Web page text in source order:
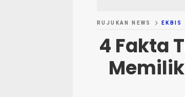
RUJUKAN NEWS EKBIS
4 Fakta